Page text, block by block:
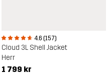
4.6 (157)
Cloud 3L Shell Jacket
Herr
1 799 kr